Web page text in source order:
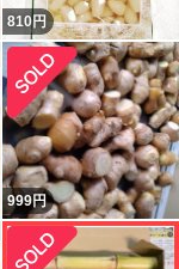
810円
999円